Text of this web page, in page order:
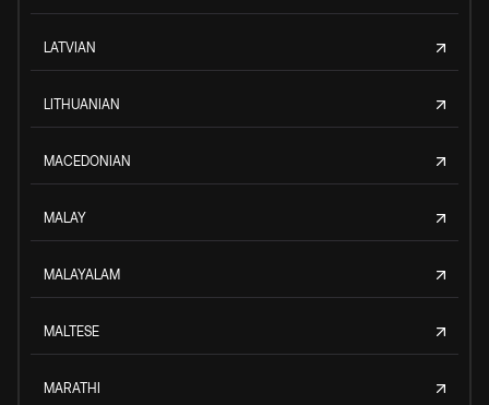
LATVIAN
LITHUANIAN
MACEDONIAN
MALAY
MALAYALAM
MALTESE
MARATHI